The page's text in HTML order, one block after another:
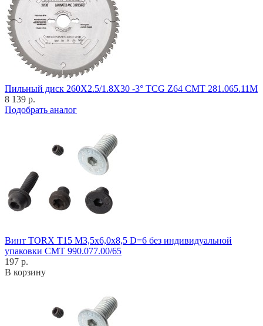
Пильный диск 260X2.5/1.8X30 -3° TCG Z64 CMT 281.065.11M
8 139 р.
Подобрать аналог
Винт TORX T15 M3,5x6,0x8,5 D=6 без индивидуальной
упаковки CMT 990.077.00/65
197 р.
В корзину